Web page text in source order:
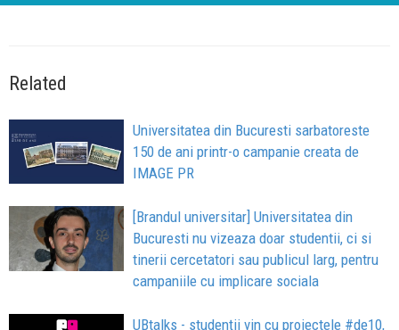
Related
Universitatea din Bucuresti sarbatoreste
150 de ani printr-o campanie creata de
IMAGE PR
[Brandul universitar] Universitatea din
Bucuresti nu vizeaza doar studentii, ci si
tinerii cercetatori sau publicul larg, pentru
campaniile cu implicare sociala
UBtalks - studenții vin cu proiectele #de10,